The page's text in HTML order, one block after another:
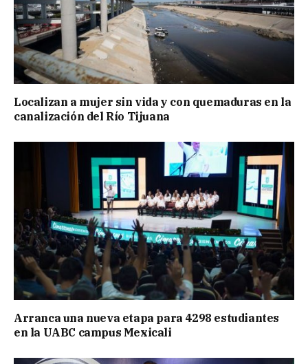
Localizan a mujer sin vida y con quemaduras en la
canalización del Río Tijuana
Arranca una nueva etapa para 4298 estudiantes
en la UABC campus Mexicali